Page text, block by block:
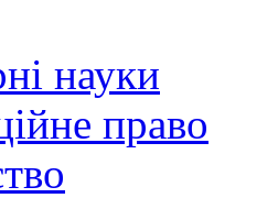
науки
право